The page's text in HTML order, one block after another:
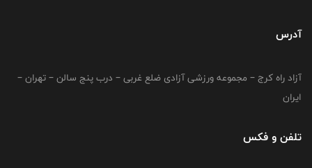
آدرس
آزاد راه کرج – مجموعه ورزشی آزادی ضلع غربی – درب پنج سالن – تهران –
ایران
تلفن و فکس